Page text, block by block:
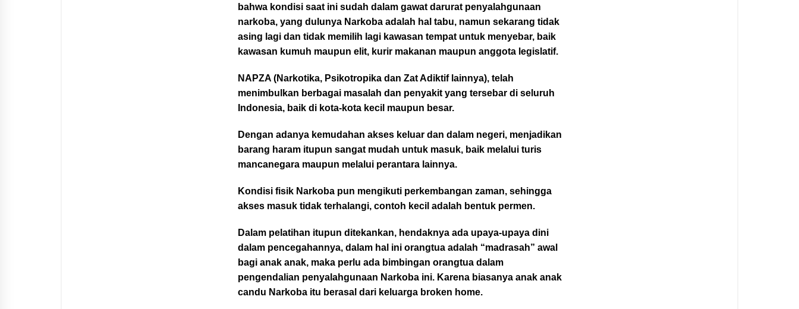
bahwa kondisi saat ini sudah dalam gawat darurat penyalahgunaan
narkoba, yang dulunya Narkoba adalah hal tabu, namun sekarang tidak
asing lagi dan tidak memilih lagi kawasan tempat untuk menyebar, baik
kawasan kumuh maupun elit, kurir makanan maupun anggota legislatif.
NAPZA (Narkotika, Psikotropika dan Zat Adiktif lainnya), telah
menimbulkan berbagai masalah dan penyakit yang tersebar di seluruh
Indonesia, baik di kota-kota kecil maupun besar.
Dengan adanya kemudahan akses keluar dan dalam negeri, menjadikan
barang haram itupun sangat mudah untuk masuk, baik melalui turis
mancanegara maupun melalui perantara lainnya.
Kondisi fisik Narkoba pun mengikuti perkembangan zaman, sehingga
akses masuk tidak terhalangi, contoh kecil adalah bentuk permen.
Dalam pelatihan itupun ditekankan, hendaknya ada upaya-upaya dini
dalam pencegahannya, dalam hal ini orangtua adalah “madrasah” awal
bagi anak anak, maka perlu ada bimbingan orangtua dalam
pengendalian penyalahgunaan Narkoba ini. Karena biasanya anak anak
candu Narkoba itu berasal dari keluarga broken home.